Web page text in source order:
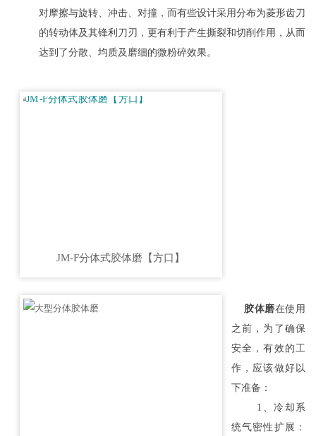
对摩擦与旋转、冲击、对撞，而有些设计采用分布为菱形齿刀
的转动体及其锋利刀刃，更有利于产生撕裂和切削作用，从而
达到了分散、均质及磨细的微粉碎效果。
JM-F分体式胶体磨【方口】
胶体磨在使用
之前，为了确保
安全，有效的工
作，应该做好以
下准备：
1、冷却系
统气密性扩展：